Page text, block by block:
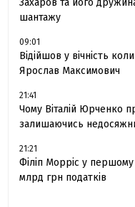
шантажу
09:01
Відійшов у вічність
Ярослав Максимович
21:41
Чому Віталій Юрченко
залишаючись
21:21
Філіп Морріс у першому
млрд грн податків